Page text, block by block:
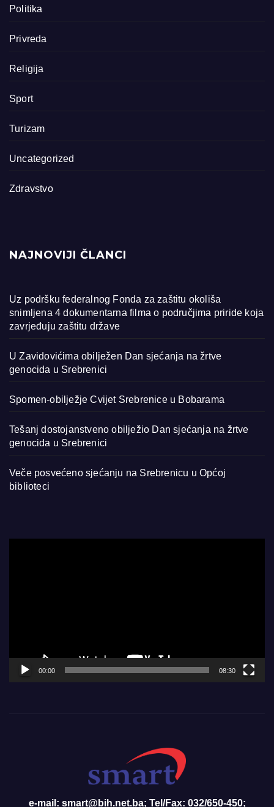
Politika
Privreda
Religija
Sport
Turizam
Uncategorized
Zdravstvo
NAJNOVIJI ČLANCI
Uz podršku federalnog Fonda za zaštitu okoliša
snimljena 4 dokumentarna filma o područjima priride koja
zavrjeđuju zaštitu države
U Zavidovićima obilježen Dan sjećanja na žrtve
genocida u Srebrenici
Spomen-obilježje Cvijet Srebrenice u Bobarama
Tešanj dostojanstveno obilježio Dan sjećanja na žrtve
genocida u Srebrenici
Veče posvećeno sjećanju na Srebrenicu u Općoj
biblioteci
00:00 08:30
e-mail: smart@bih.net.ba; Tel/Fax: 032/650-450;